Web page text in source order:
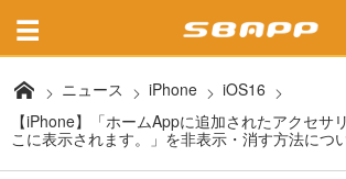
ニュース iPhone
iOS16
【iPhone】「ホームAppに追加されたアクセサ
こに表示されます。」を非表示・消す方法につ